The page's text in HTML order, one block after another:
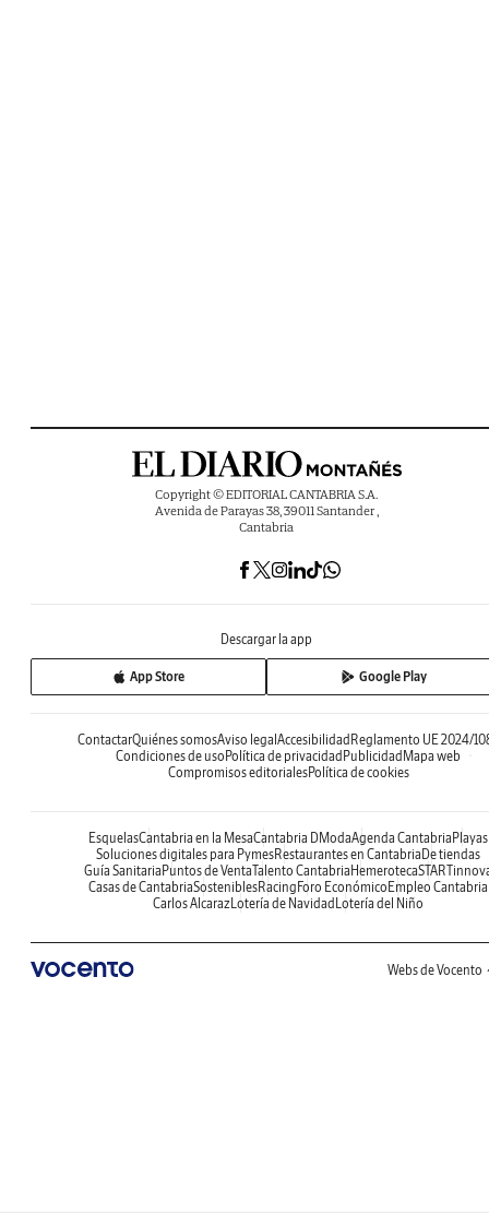
Copyright © EDITORIAL CANTABRIA S.A.
Avenida de Parayas 38, 39011 Santander ,
Cantabria
Descargar la app
App Store Google Play
ContactarQuiénes somosAviso legal Accesibilidad Reglamento UE 2024/
Condiciones de uso Política de privacidad Publicidad Mapa web
Compromisos editorialesPolítica de cookies
EsquelasCantabria en la MesaCantabria DModaAgenda Cantabria Playas
Soluciones digitales para PymesRestaurantes en Cantabria De tiendas
Guía Sanitaria Puntos de VentaTalento Cantabria Hemeroteca
Casas de CantabriaSosteniblesRacing Foro Económico Empleo Cantabria
Carlos Alcaraz Lotería de Navidad Lotería del Niño
Webs de Vocento